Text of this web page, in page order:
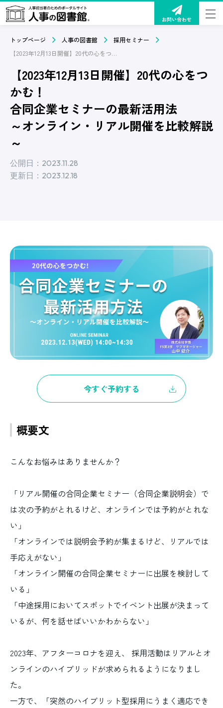
お問い合わせ
トップページ 人事の図書館
採用セミナー
【2023年12月13日開催】20代の心をつかむ！合同企業セミナーの最新活用法～オンライン・リアル開催を比較解説～
【2023年12月13日開催】20代の心をつ
かむ！
合同企業セミナーの最新活用法
～オンライン・リアル開催を比較解説
～
公開日：2023.11.28
更新日：2023.12.18
今すぐ予約する
概要文
こんなお悩みはありませんか？
「リアル開催の合同企業セミナー（合同企業説明会）で
は次の予約がとれるけど、オンラインでは予約がとれな
い」
「オンラインでは説明会予約が集まるけど、リアルでは
手応えがない」
「オンライン開催の合同企業セミナーに出展を検討して
いる」
「中途採用においてスポットでイベント出展が決まって
いるが、何を話せばいいかわからない」
2023年、アフターコロナを迎え、 採用活動はリアルとオ
ンラインのハイブリッドが求められるようになりまし
た。
一方で、「突然のハイブリット型採用にうまく適応でき